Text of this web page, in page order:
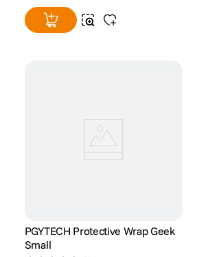
PGYTECH Protective Wrap Geek
Small